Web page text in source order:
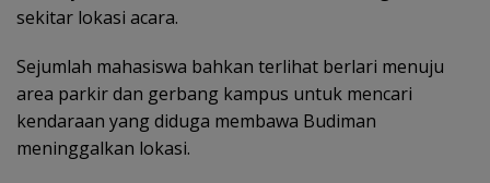
sekitar lokasi acara.
Sejumlah mahasiswa bahkan terlihat berlari menuju
area parkir dan gerbang kampus untuk mencari
kendaraan yang diduga membawa Budiman
meninggalkan lokasi.